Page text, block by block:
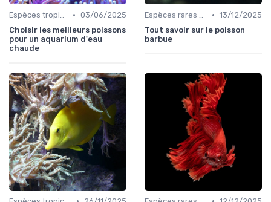
Espèces tropicales • 03/06/2025
Choisir les meilleurs poissons
pour un aquarium d'eau
chaude
Espèces rares et exotiques • 13/12/2025
Tout savoir sur le poisson
barbue